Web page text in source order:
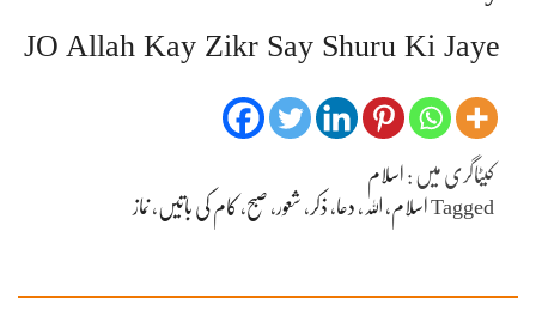
JO Allah Kay Zikr Say Shuru Ki Jaye
کیٹاگری میں : اسلام
Taggedاسلام ، اللہ ، دعا، ذکر ، شعور ، صبح، کام کی باتیں ،نماز